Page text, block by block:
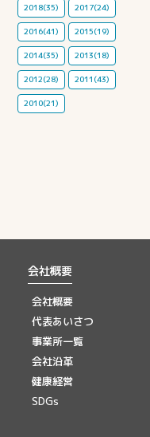
2018(35) 2017(24)
2016(41) 2015(19)
2014(35) 2013(18)
2012(28) 2011(43)
2010(21)
会社概要
会社概要
代表あいさつ
事業所一覧
会社沿革
健康経営
SDGs